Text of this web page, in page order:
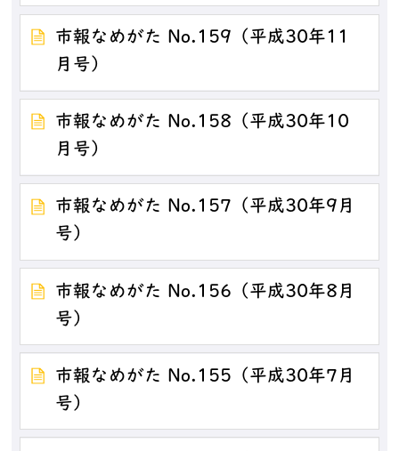
市報なめがた No.159（平成30年11
月号）
市報なめがた No.158（平成30年10
月号）
市報なめがた No.157（平成30年9月
号）
市報なめがた No.156（平成30年8月
号）
市報なめがた No.155（平成30年7月
号）